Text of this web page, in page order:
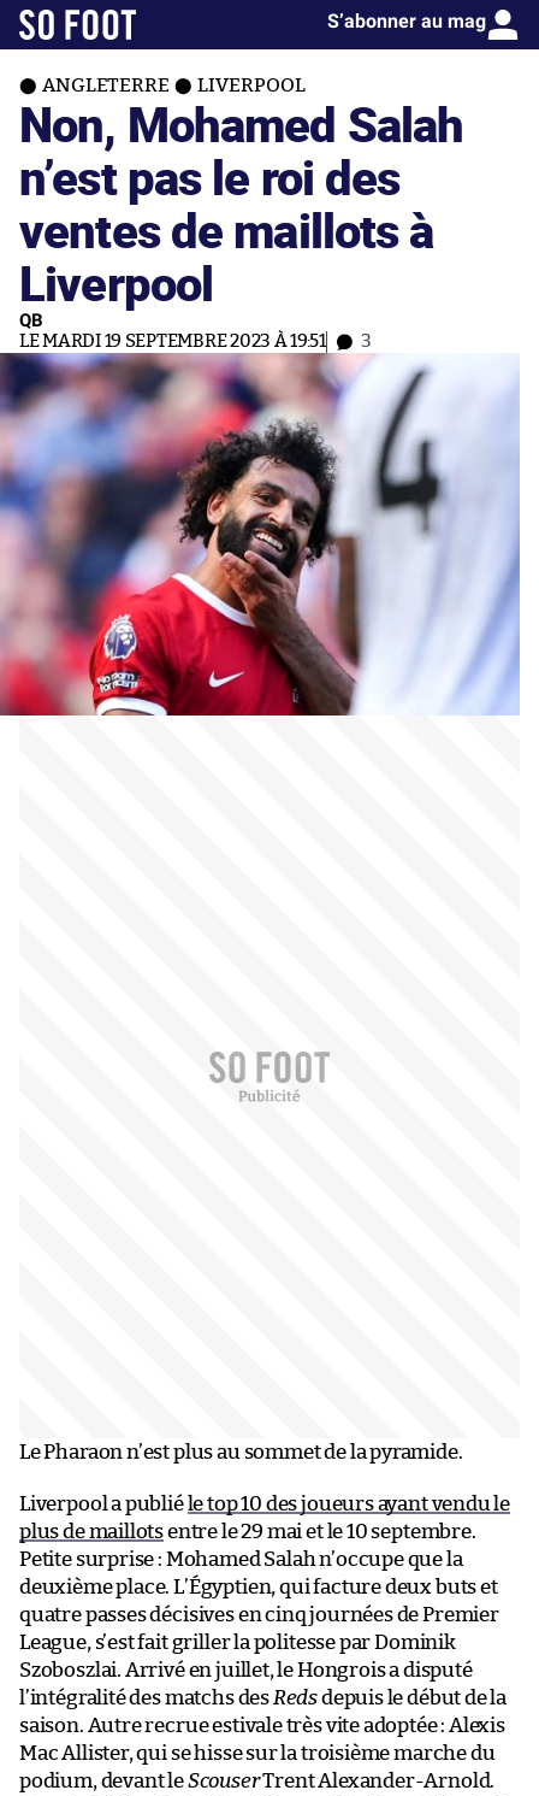
S’abonner au mag
ANGLETERRE LIVERPOOL
Non, Mohamed Salah
n’est pas le roi des
ventes de maillots à
Liverpool
QB
LE MARDI 19 SEPTEMBRE 2023 À 19:51 3
Le Pharaon n’est plus au sommet de la pyramide.
Liverpool a publié le top 10 des joueurs ayant vendu le
plus de maillotsentre le 29 mai et le 10 septembre.
Petite surprise : Mohamed Salah n’occupe que la
deuxième place. L’Égyptien, qui facture deux buts et
quatre passes décisives en cinq journées de Premier
League, s’est fait griller la politesse par Dominik
Szoboszlai. Arrivé en juillet, le Hongrois a disputé
l’intégralité des matchs des Redsdepuis le début de la
saison. Autre recrue estivale très vite adoptée : Alexis
Mac Allister, qui se hisse sur la troisième marche du
podium, devant leScouserTrent Alexander-Arnold.